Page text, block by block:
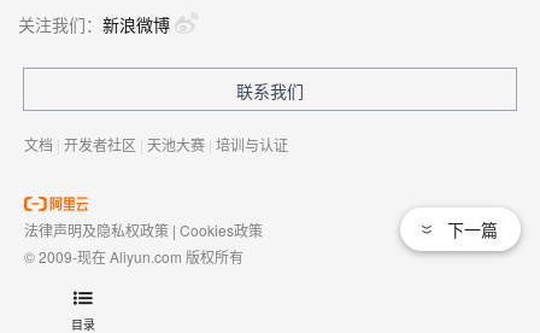
目录
下一篇
关注我们： 新浪微博
联系我们
文档 | 开发者社区 | 天池大赛 | 培训与认证
法律声明及隐私权政策 | Cookies政策
© 2009-现在 Aliyun.com 版权所有
域名注册服务机构许可：